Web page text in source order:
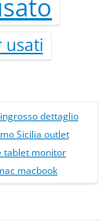
usati
dettaglio
Sicilia outlet
tablet monitor
macbook